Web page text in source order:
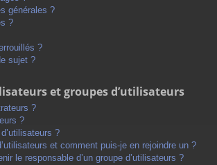
générales ?
?
?
sujet ?
et groupes d’utilisateurs
?
?
?
et comment puis-je en rejoindre un ?
le responsable d’un groupe d’utilisateurs ?